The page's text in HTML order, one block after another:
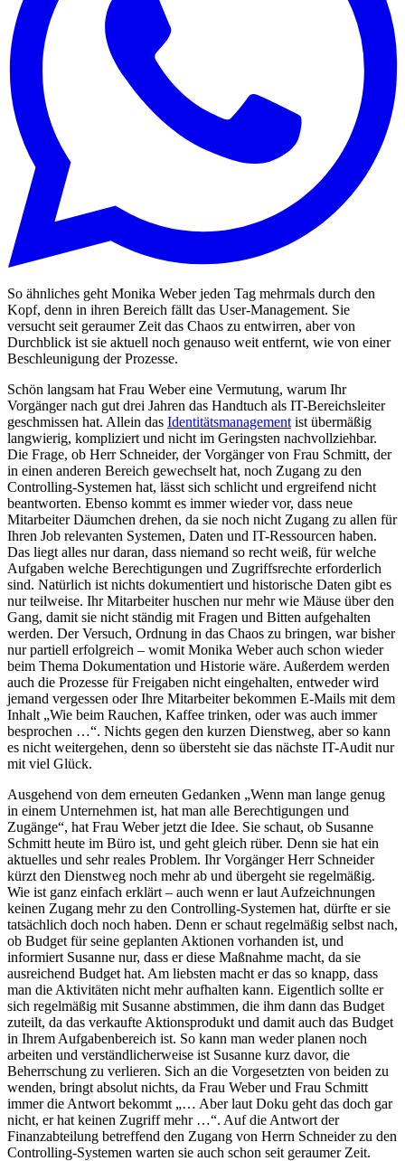
So ähnliches geht Monika Weber jeden Tag mehrmals durch den
Kopf, denn in ihren Bereich fällt das User-Management. Sie
versucht seit geraumer Zeit das Chaos zu entwirren, aber von
Durchblick ist sie aktuell noch genauso weit entfernt, wie von einer
Beschleunigung der Prozesse.
Schön langsam hat Frau Weber eine Vermutung, warum Ihr
Vorgänger nach gut drei Jahren das Handtuch als IT-Bereichsleiter
geschmissen hat. Allein das Identitätsmanagement ist übermäßig
langwierig, kompliziert und nicht im Geringsten nachvollziehbar.
Die Frage, ob Herr Schneider, der Vorgänger von Frau Schmitt, der
in einen anderen Bereich gewechselt hat, noch Zugang zu den
Controlling-Systemen hat, lässt sich schlicht und ergreifend nicht
beantworten. Ebenso kommt es immer wieder vor, dass neue
Mitarbeiter Däumchen drehen, da sie noch nicht Zugang zu allen für
Ihren Job relevanten Systemen, Daten und IT-Ressourcen haben.
Das liegt alles nur daran, dass niemand so recht weiß, für welche
Aufgaben welche Berechtigungen und Zugriffsrechte erforderlich
sind. Natürlich ist nichts dokumentiert und historische Daten gibt es
nur teilweise. Ihr Mitarbeiter huschen nur mehr wie Mäuse über den
Gang, damit sie nicht ständig mit Fragen und Bitten aufgehalten
werden. Der Versuch, Ordnung in das Chaos zu bringen, war bisher
nur partiell erfolgreich – womit Monika Weber auch schon wieder
beim Thema Dokumentation und Historie wäre. Außerdem werden
auch die Prozesse für Freigaben nicht eingehalten, entweder wird
jemand vergessen oder Ihre Mitarbeiter bekommen E-Mails mit dem
Inhalt „Wie beim Rauchen, Kaffee trinken, oder was auch immer
besprochen …“. Nichts gegen den kurzen Dienstweg, aber so kann
es nicht weitergehen, denn so übersteht sie das nächste IT-Audit nur
mit viel Glück.
Ausgehend von dem erneuten Gedanken „Wenn man lange genug
in einem Unternehmen ist, hat man alle Berechtigungen und
Zugänge“, hat Frau Weber jetzt die Idee. Sie schaut, ob Susanne
Schmitt heute im Büro ist, und geht gleich rüber. Denn sie hat ein
aktuelles und sehr reales Problem. Ihr Vorgänger Herr Schneider
kürzt den Dienstweg noch mehr ab und übergeht sie regelmäßig.
Wie ist ganz einfach erklärt – auch wenn er laut Aufzeichnungen
keinen Zugang mehr zu den Controlling-Systemen hat, dürfte er sie
tatsächlich doch noch haben. Denn er schaut regelmäßig selbst nach,
ob Budget für seine geplanten Aktionen vorhanden ist, und
informiert Susanne nur, dass er diese Maßnahme macht, da sie
ausreichend Budget hat. Am liebsten macht er das so knapp, dass
man die Aktivitäten nicht mehr aufhalten kann. Eigentlich sollte er
sich regelmäßig mit Susanne abstimmen, die ihm dann das Budget
zuteilt, da das verkaufte Aktionsprodukt und damit auch das Budget
in Ihrem Aufgabenbereich ist. So kann man weder planen noch
arbeiten und verständlicherweise ist Susanne kurz davor, die
Beherrschung zu verlieren. Sich an die Vorgesetzten von beiden zu
wenden, bringt absolut nichts, da Frau Weber und Frau Schmitt
immer die Antwort bekommt „… Aber laut Doku geht das doch gar
nicht, er hat keinen Zugriff mehr …“. Auf die Antwort der
Finanzabteilung betreffend den Zugang von Herrn Schneider zu den
Controlling-Systemen warten sie auch schon seit geraumer Zeit.